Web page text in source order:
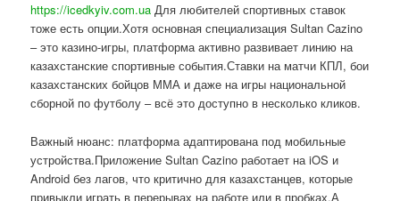
https://icedkyiv.com.ua Для любителей спортивных ставок
тоже есть опции.Хотя основная специализация Sultan Cazino
– это казино-игры, платформа активно развивает линию на
казахстанские спортивные события.Ставки на матчи КПЛ, бои
казахстанских бойцов ММА и даже на игры национальной
сборной по футболу – всё это доступно в несколько кликов.
Важный нюанс: платформа адаптирована под мобильные
устройства.Приложение Sultan Cazino работает на iOS и
Android без лагов, что критично для казахстанцев, которые
привыкли играть в перерывах на работе или в пробках.А